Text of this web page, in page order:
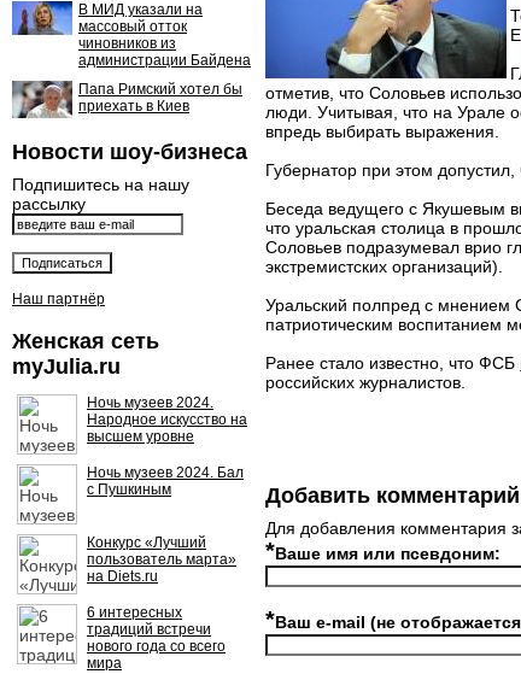
В МИД указали на
массовый отток
чиновников из
администрации Байдена
Папа Римский хотел бы
приехать в Киев
Новости шоу-бизнеса
Подпишитесь на нашу
рассылку
Наш партнёр
Женская сеть
myJulia.ru
Ночь музеев 2024.
Народное искусство на
высшем уровне
Ночь музеев 2024. Бал
с Пушкиным
Конкурс «Лучший
пользователь марта»
на Diets.ru
6 интересных
традиций встречи
нового года со всего
мира
отметив, что Соловьев
люди. Учитывая, что на Урале
впредь выбирать выражения.
Губернатор при этом
Беседа ведущего с Якушевым
что уральская столица в
Соловьев подразумевал врио
экстремистских организаций).
Уральский полпред с мнением
патриотическим воспитанием
Ранее стало известно, что ФСБ
российских журналистов.
Добавить комментарий
Для добавления комментария
*Ваше имя или псевдоним:
*Ваш e-mail (не